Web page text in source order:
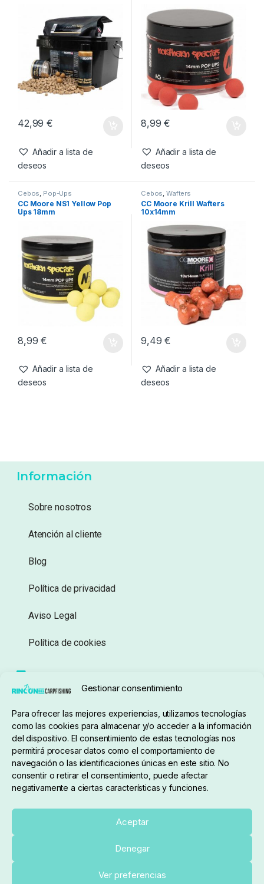
Gestionar consentimiento
Para ofrecer las mejores experiencias, utilizamos tecnologías
como las cookies para almacenar y/o acceder a la información
del dispositivo. El consentimiento de estas tecnologías nos
permitirá procesar datos como el comportamiento de
navegación o las identificaciones únicas en este sitio. No
consentir o retirar el consentimiento, puede afectar
negativamente a ciertas características y funciones.
Aceptar
Denegar
Ver preferencias
42,99€
Añadir a lista de
deseos
8,99€
Añadir a lista de
deseos
Cebos Pop-Ups
CC Moore NS1 Yellow Pop
Ups 18mm
8,99€
Añadir a lista de
deseos
Cebos ,Wafters
CC Moore Krill Wafters
10x14mm
9,49€
Añadir a lista de
deseos
Información
Sobre nosotros
Atención al cliente
Blog
Política de privacidad
Aviso Legal
Política de cookies
Sobre nosotros